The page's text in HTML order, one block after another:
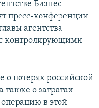
Бизнес
пресс-конференции
агентства
контролирующими
о потерях российской
о затратах
в этой